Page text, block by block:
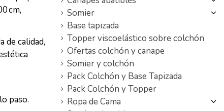
cm,
de calidad,
paso.
Somier
Base tapizada
Topper viscoelástico sobre colchón
Ofertas colchón y canape
Somier y colchón
Pack Colchón y Base Tapizada
Pack Colchón y Topper
Ropa de Cama